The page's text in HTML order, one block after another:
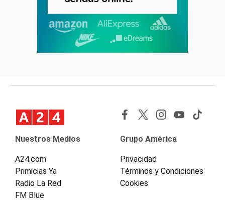
Nuestros Medios
A24.com
Primicias Ya
Radio La Red
FM Blue
Grupo América
Privacidad
Términos y Condiciones
Cookies